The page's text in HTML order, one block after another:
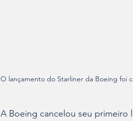
O lançamento do Starliner da Boeing foi
A Boeing cancelou seu primeiro